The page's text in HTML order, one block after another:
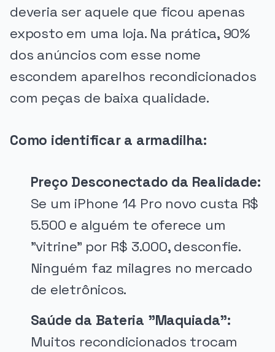
deveria ser aquele que ficou apenas
exposto em uma loja. Na prática, 90%
dos anúncios com esse nome
escondem aparelhos recondicionados
com peças de baixa qualidade.
Como identificar a armadilha:
Preço Desconectado da Realidade:
Se um iPhone 14 Pro novo custa R$
5.500 e alguém te oferece um
"vitrine" por R$ 3.000, desconfie.
Ninguém faz milagres no mercado
de eletrônicos.
Saúde da Bateria "Maquiada":
Muitos recondicionados trocam